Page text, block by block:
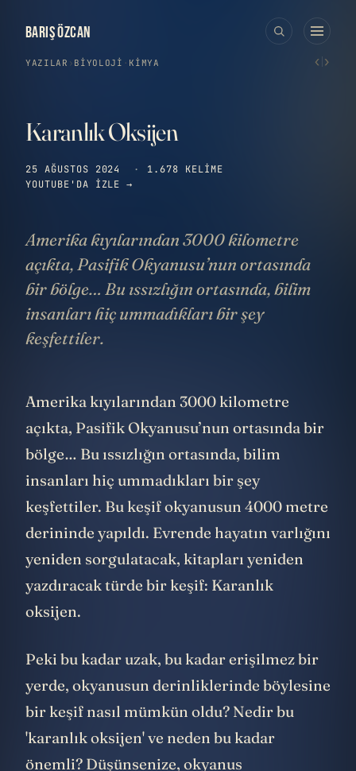
BARIŞ ÖZCAN
YAZILAR › BIYOLOJI · KIMYA ‹ ›
Karanlık Oksijen
25 AĞUSTOS 2024 ·
1.678 KELIME
YOUTUBE'DA IZLE →
Amerika kıyılarından 3000 kilometre
açıkta, Pasifik Okyanusu’nun ortasında
bir bölge… Bu ıssızlığın ortasında, bilim
insanları hiç ummadıkları bir şey
keşfettiler.
Amerika kıyılarından 3000 kilometre
açıkta, Pasifik Okyanusu’nun ortasında bir
bölge… Bu ıssızlığın ortasında, bilim
insanları hiç ummadıkları bir şey
keşfettiler. Bu keşif okyanusun 4000 metre
derininde yapıldı. Evrende hayatın varlığını
yeniden sorgulatacak, kitapları yeniden
yazdıracak türde bir keşif: Karanlık
oksijen.
Peki bu kadar uzak, bu kadar erişilmez bir
yerde, okyanusun derinliklerinde böylesine
bir keşif nasıl mümkün oldu? Nedir bu
'karanlık oksijen' ve neden bu kadar
önemli? Düşünsenize, okyanus